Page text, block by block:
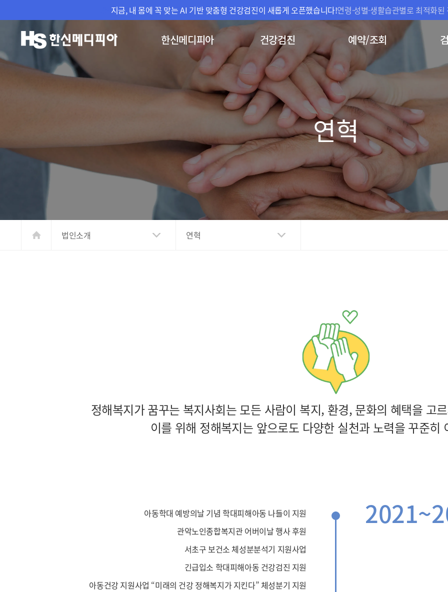
지금, 내 몸에 꼭 맞는 AI 기반 맞춤형 건강검진이 새롭게 오픈했습니다!연령·성별·생활습관별로 최적화
한신메디피아 건강검진 예약/조회
연혁
법인소개 연혁
정해복지가 꿈꾸는 복지사회는 모든 사람이 복지, 환경, 문화의 혜택을 고
이를 위해 정해복지는 앞으로도 다양한 실천과 노력을 꾸준히
아동학대 예방의날 기념 학대피해아동 나들이 지원
관악노인종합복지관 어버이날 행사 후원
서초구 보건소 체성분분석기 지원사업
긴급입소 학대피해아동 건강검진 지원
아동건강 지원사업 “미래의 건강 정해복지가 지킨다” 체성분기 지원